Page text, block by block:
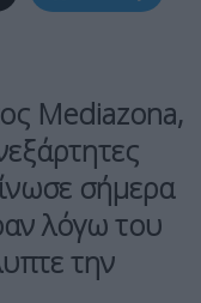
Mediazona,
σήμερα
λόγω του
την